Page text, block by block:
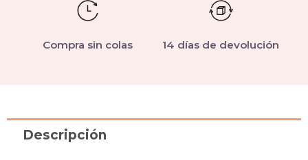
Compra sin colas 14 días de devolución
Descripción